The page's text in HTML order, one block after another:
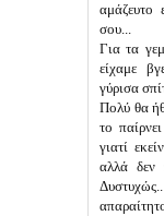
αμάζευτο
σου...
Για τα
είχαμε
γύρισα
Πολύ θα
το
γιατί
αλλά